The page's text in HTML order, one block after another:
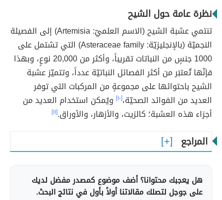
نظرة عامة حول الشيح
تنتمي عشبة الشيح (الاسم العلميّ: Artemisia) إلى الفصيلة
النجميّة (بالإنجليزيّة: Asteraceae family) التي تشتمل على
1000 جنسٍ من النباتات تقريباً، وأكثر من 20,000 نوعٍ، وبهذا
فإنّها تُعتبَر من أكثر الفصائل النباتيّة عدداً، وتتميّز عشبة
الشيح باحتوائها على مجموعةٍ من المركبات التي توفر
العديد من الفوائد الصحيّة،[١٠]
ويُمكن استخدام العديد من
أجزاء هذه العشبة؛ كالزيت، والأزهار، والأوراق.[١١]
المراجع
هل يعجبك محتوانا؟ أضف موضوع كمصدر مفضل لديك
على جوجل لتصلك مقالاتنا أولاً بأول في نتائج البحث.